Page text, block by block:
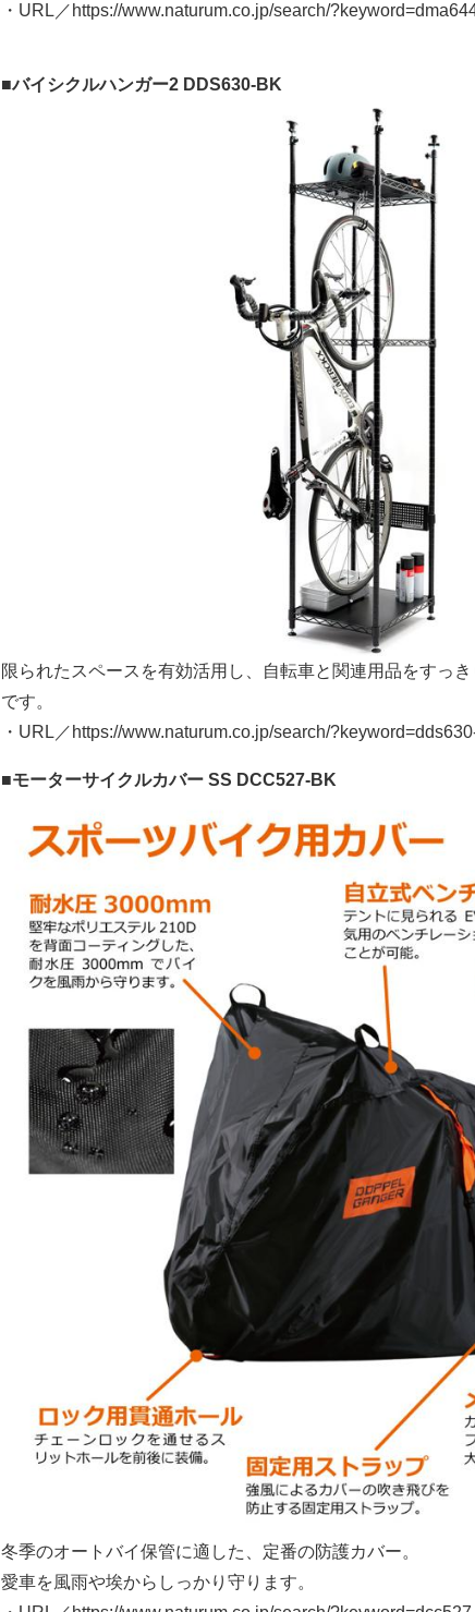
・URL／https://www.naturum.co.jp/search/
■バイシクルハンガー2 DDS630-BK
限られたスペースを有効活用し、自転車と関連用品をすっ
です。
・URL／https://www.naturum.co.jp/search/
■モーターサイクルカバー SS DCC527-BK
冬季のオートバイ保管に適した、定番の防護カバー。
愛車を風雨や埃からしっかり守ります。